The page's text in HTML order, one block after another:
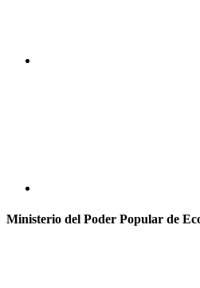
Ministerio del Poder Popular de